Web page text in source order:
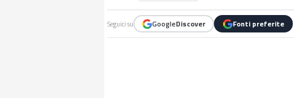
Seguici su GoogleDiscover Fonti preferite